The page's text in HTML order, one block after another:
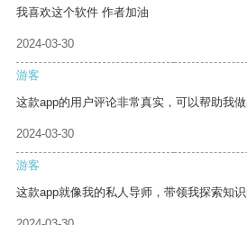
我喜欢这个软件 作者加油
2024-03-30
游客
这款app的用户评论非常真实，可以帮助我做
2024-03-30
游客
这款app就像我的私人导师，带领我探索知识